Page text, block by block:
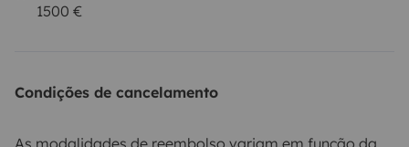
1500 €
Condições de cancelamento
As modalidades de reembolso variam em função da